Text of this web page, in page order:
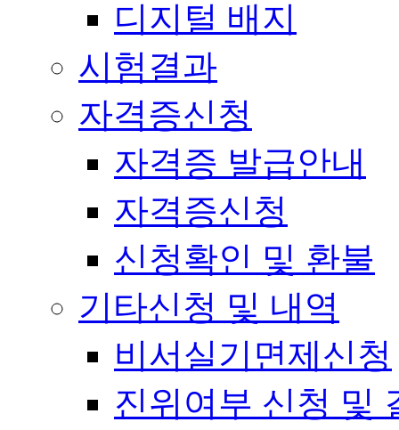
디지털 배지
시험결과
자격증신청
자격증 발급안내
자격증신청
신청확인 및 환불
기타신청 및 내역
비서실기면제신청
진위여부 신청 및